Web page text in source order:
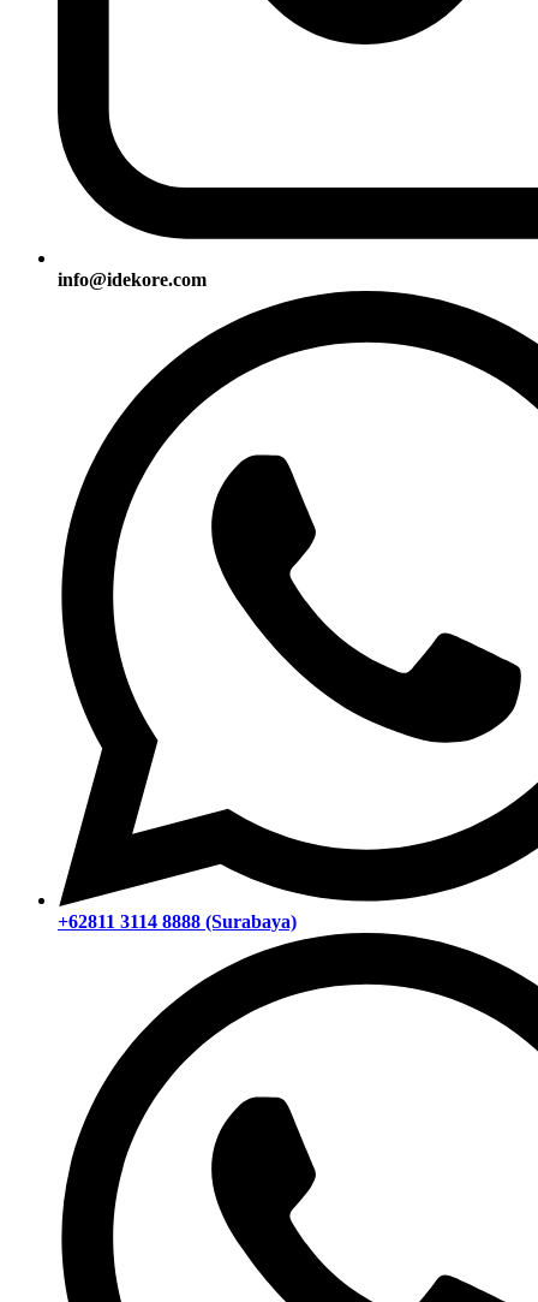
info@idekore.com
+62811 3114 8888 (Surabaya)